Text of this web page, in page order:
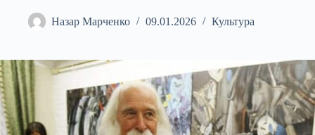
Назар Марченко 09.01.2026 Культура